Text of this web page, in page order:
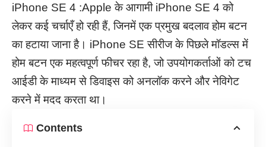
iPhone SE 4 :Apple के आगामी iPhone SE 4 को
लेकर कई चर्चाएँ हो रही हैं, जिनमें एक प्रमुख बदलाव होम बटन
का हटाया जाना है। iPhone SE सीरीज के पिछले मॉडल्स में
होम बटन एक महत्वपूर्ण फीचर रहा है, जो उपयोगकर्ताओं को टच
आईडी के माध्यम से डिवाइस को अनलॉक करने और नेविगेट
करने में मदद करता था।
Contents